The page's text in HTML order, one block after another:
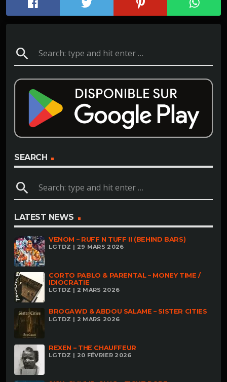
search
SEARCH
search
LATEST NEWS
VENOM – RUFF N TUFF II (BEHIND BARS)
LGTDZ | 29 MARS 2026
CORTO PABLO & PARENTAL – MONEY TIME /
IDIOCRATIE
LGTDZ | 2 MARS 2026
BROGAWD & ABDOU SALAME – SISTER CITIES
LGTDZ | 2 MARS 2026
REXEN – THE CHAUFFEUR
LGTDZ | 20 FÉVRIER 2026